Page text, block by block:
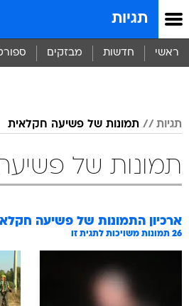
תגיות
ראשי חדשות מבזקים
תגיות תמונות של פשיעה חקלאית
תמונות של
ארכיון התמונות של פשיעה
26 תמונות משויכות לתגית זו